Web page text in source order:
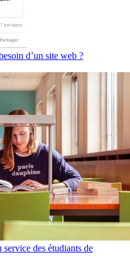
d’un site web ?
des étudiants de